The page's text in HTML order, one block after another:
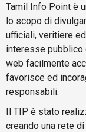
Tamil Info Point è
lo scopo di
ufficiali, veritiere
interesse pubblico
web facilmente
favorisce ed
responsabili.
Il TIP è stato
creando una rete